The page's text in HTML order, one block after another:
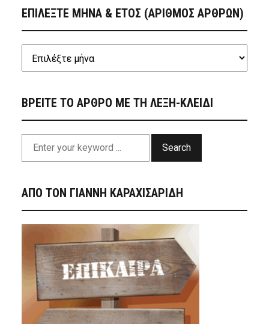
ΕΠΙΛΕΞΤΕ ΜΗΝΑ & ΕΤΟΣ (ΑΡΙΘΜΟΣ ΑΡΘΡΩΝ)
ΒΡΕΙΤΕ ΤΟ ΑΡΘΡΟ ΜΕ ΤΗ ΛΕΞΗ-ΚΛΕΙΔΙ
Search
ΑΠΟ ΤΟΝ ΓΙΑΝΝΗ ΚΑΡΑΧΙΣΑΡΙΔΗ